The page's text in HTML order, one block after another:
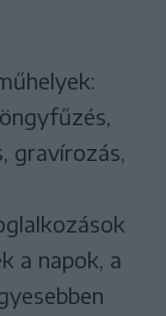
gravírozás,
a napok, a